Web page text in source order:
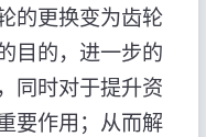
的更换变为齿轮
目的，进一步的
同时对于提升资
要作用；从而解